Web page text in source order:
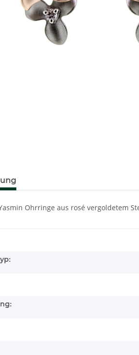
Yasmin Ohrringe aus rosé